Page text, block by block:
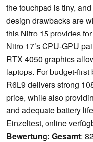
the touchpad is tiny,
design drawbacks are
this Nitro 15 provides
Nitro 17’s CPU-GPU
RTX 4050 graphics
laptops. For budget-
R6L9 delivers strong
price, while also
and adequate battery
Einzeltest, online
Bewertung: Gesamt: